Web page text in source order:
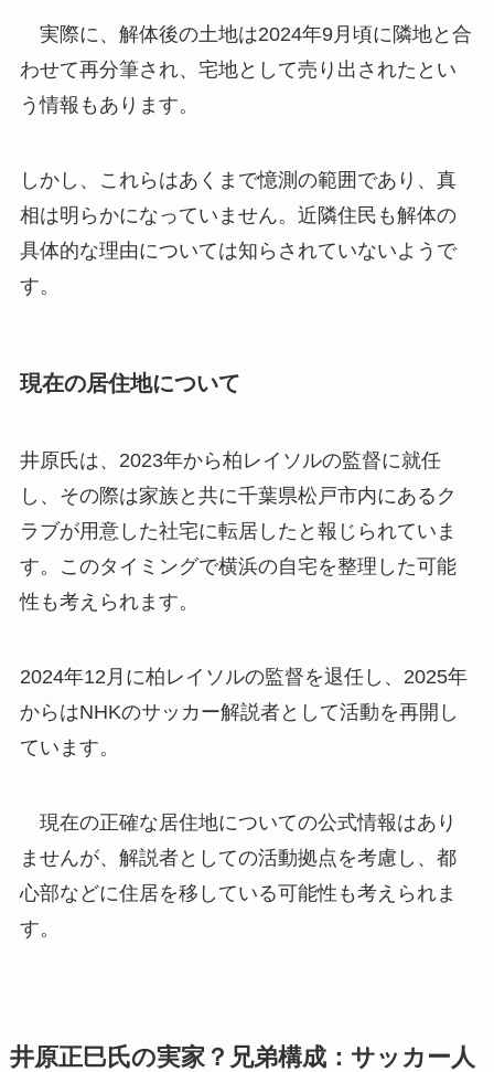
実際に、解体後の土地は2024年9月頃に隣地と合
わせて再分筆され、宅地として売り出されたとい
う情報もあります。
しかし、これらはあくまで憶測の範囲であり、真
相は明らかになっていません。近隣住民も解体の
具体的な理由については知らされていないようで
す。
現在の居住地について
井原氏は、2023年から柏レイソルの監督に就任
し、その際は家族と共に千葉県松戸市内にあるク
ラブが用意した社宅に転居したと報じられていま
す。このタイミングで横浜の自宅を整理した可能
性も考えられます。
2024年12月に柏レイソルの監督を退任し、2025年
からはNHKのサッカー解説者として活動を再開し
ています。
現在の正確な居住地についての公式情報はあり
ませんが、解説者としての活動拠点を考慮し、都
心部などに住居を移している可能性も考えられま
す。
井原正巳氏の実家？兄弟構成：サッカー人